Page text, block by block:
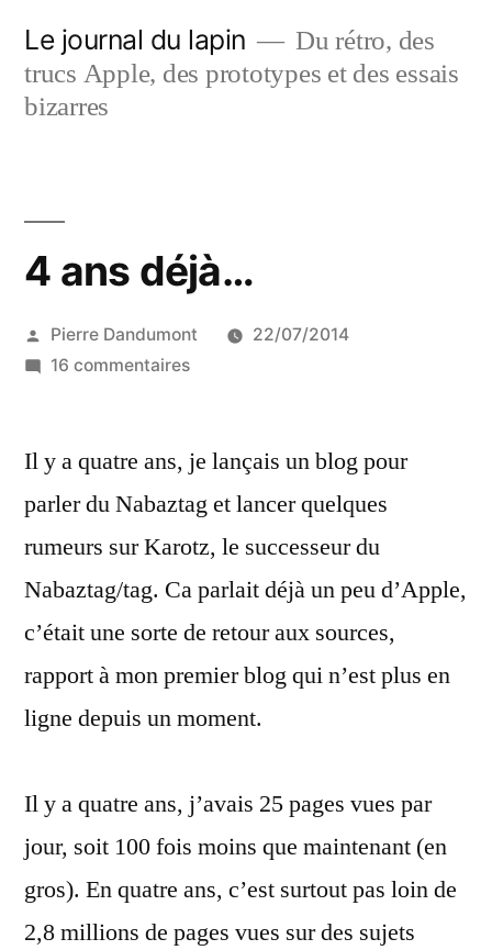
contenu
Le journal du lapin
Du rétro, des
trucs Apple, des prototypes et des essais
bizarres
4 ans déjà…
Publié
par
Pierre Dandumont
22/07/2014
16 commentairessur
déjà…
Il y a quatre ans, je lançais un blog pour
parler du Nabaztag et lancer quelques
rumeurs sur Karotz, le successeur du
Nabaztag/tag. Ca parlait déjà un peu d’Apple,
c’était une sorte de retour aux sources,
rapport à mon premier blog qui n’est plus en
ligne depuis un moment.
Il y a quatre ans, j’avais 25 pages vues par
jour, soit 100 fois moins que maintenant (en
gros). En quatre ans, c’est surtout pas loin de
2,8 millions de pages vues sur des sujets